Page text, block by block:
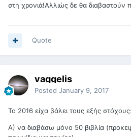
στη χρονιά!Αλλιώς δε θα διαβαστούν
Quote
vaggelis
Posted January 9, 2017
Το 2016 είχα βάλει τους εξής στόχους:
Α) να διαβάσω μόνο 50 βιβλία